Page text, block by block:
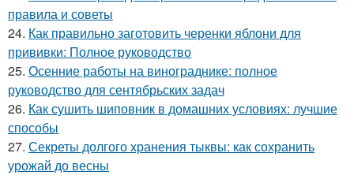
правила и советы
24. Как правильно заготовить черенки яблони для
прививки: Полное руководство
25. Осенние работы на винограднике: полное
руководство для сентябрьских задач
26. Как сушить шиповник в домашних условиях: лучшие
способы
27. Секреты долгого хранения тыквы: как сохранить
урожай до весны